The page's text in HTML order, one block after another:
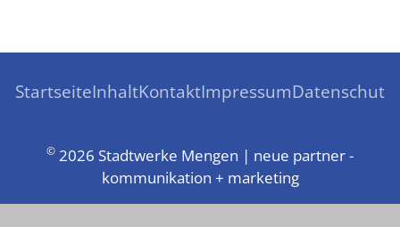
StartseiteInhaltKontaktImpressumDatenschutz
© 2026 Stadtwerke Mengen | neue partner -
kommunikation + marketing